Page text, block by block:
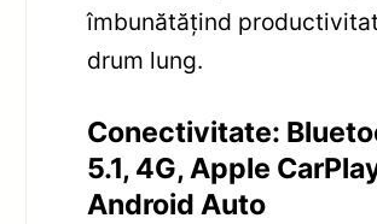
îmbunătățind
drum lung.
Conectivitate:
5.1, 4G, Apple
Android Auto